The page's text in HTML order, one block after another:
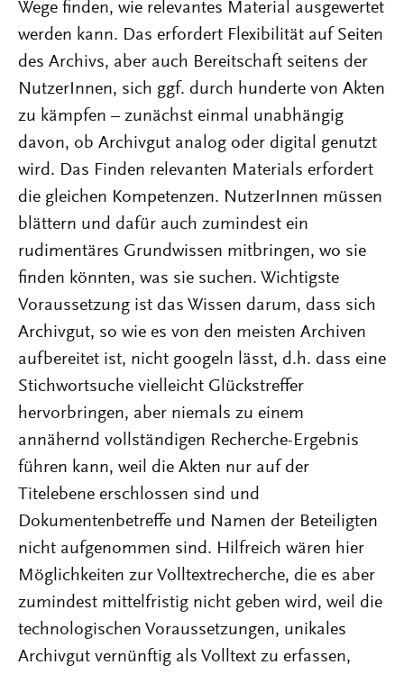
Wege finden, wie relevantes Material ausgewertet
werden kann. Das erfordert Flexibilität auf Seiten
des Archivs, aber auch Bereitschaft seitens der
NutzerInnen, sich ggf. durch hunderte von Akten
zu kämpfen – zunächst einmal unabhängig
davon, ob Archivgut analog oder digital genutzt
wird. Das Finden relevanten Materials erfordert
die gleichen Kompetenzen. NutzerInnen müssen
blättern und dafür auch zumindest ein
rudimentäres Grund­wissen mitbringen, wo sie
finden könnten, was sie suchen. Wichtigste
Voraussetzung ist das Wissen darum, dass sich
Archivgut, so wie es von den meisten Archiven
aufbereitet ist, nicht googeln lässt, d.h. dass eine
Stichwortsuche vielleicht Glücks­treffer
hervorbringen, aber niemals zu einem
annähernd vollständigen Recherche-Ergebnis
führen kann, weil die Akten nur auf der
Titelebene erschlossen sind und
Dokumentenbetreffe und Namen der Beteiligten
nicht aufgenommen sind. Hilfreich wären hier
Möglichkeiten zur Volltextrecherche, die es aber
zumindest mittelfristig nicht geben wird, weil die
technologischen Voraussetzungen, unikales
Archivgut vernünftig als Volltext zu erfassen,